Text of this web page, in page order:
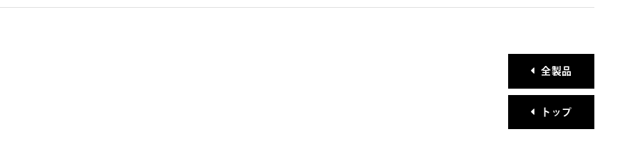
全製品
トップ